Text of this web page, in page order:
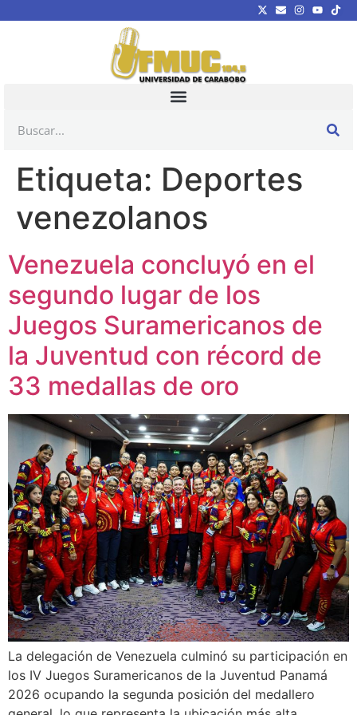
Etiqueta: Deportes
venezolanos
Venezuela concluyó en el
segundo lugar de los
Juegos Suramericanos de
la Juventud con récord de
33 medallas de oro
La delegación de Venezuela culminó su participación en
los IV Juegos Suramericanos de la Juventud Panamá
2026 ocupando la segunda posición del medallero